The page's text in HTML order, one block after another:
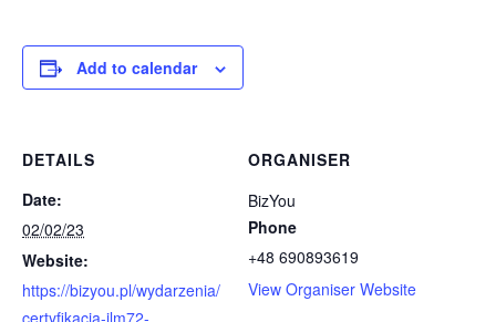
Add to calendar
DETAILS
Date:
02/02/23
Website:
https://bizyou.pl/wydarzenia/
certyfikacja-ilm72-
ORGANISER
BizYou
Phone
+48 690893619
View Organiser Website